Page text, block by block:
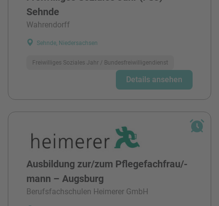
Sehnde
Wahrendorff
Sehnde, Niedersachsen
Freiwilliges Soziales Jahr / Bundesfreiwilligendienst
Details ansehen
Ausbildung zur/zum Pflegefachfrau/-
mann – Augsburg
Berufsfachschulen Heimerer GmbH